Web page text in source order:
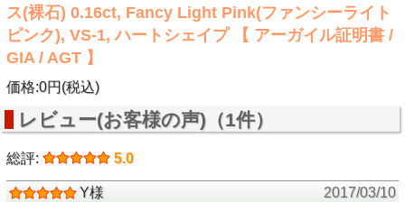
ス(裸石) 0.16ct, Fancy Light Pink(ファンシーライト
ピンク), VS-1, ハートシェイプ 【 アーガイル証明書 /
GIA / AGT 】
価格:0円(税込)
レビュー(お客様の声)（1件）
総評: 5.0
Y様
2017/03/10